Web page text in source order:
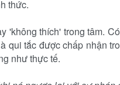
thức.
'không thích' trong tâm.
qui tắc được chấp nhận
như thực tế.